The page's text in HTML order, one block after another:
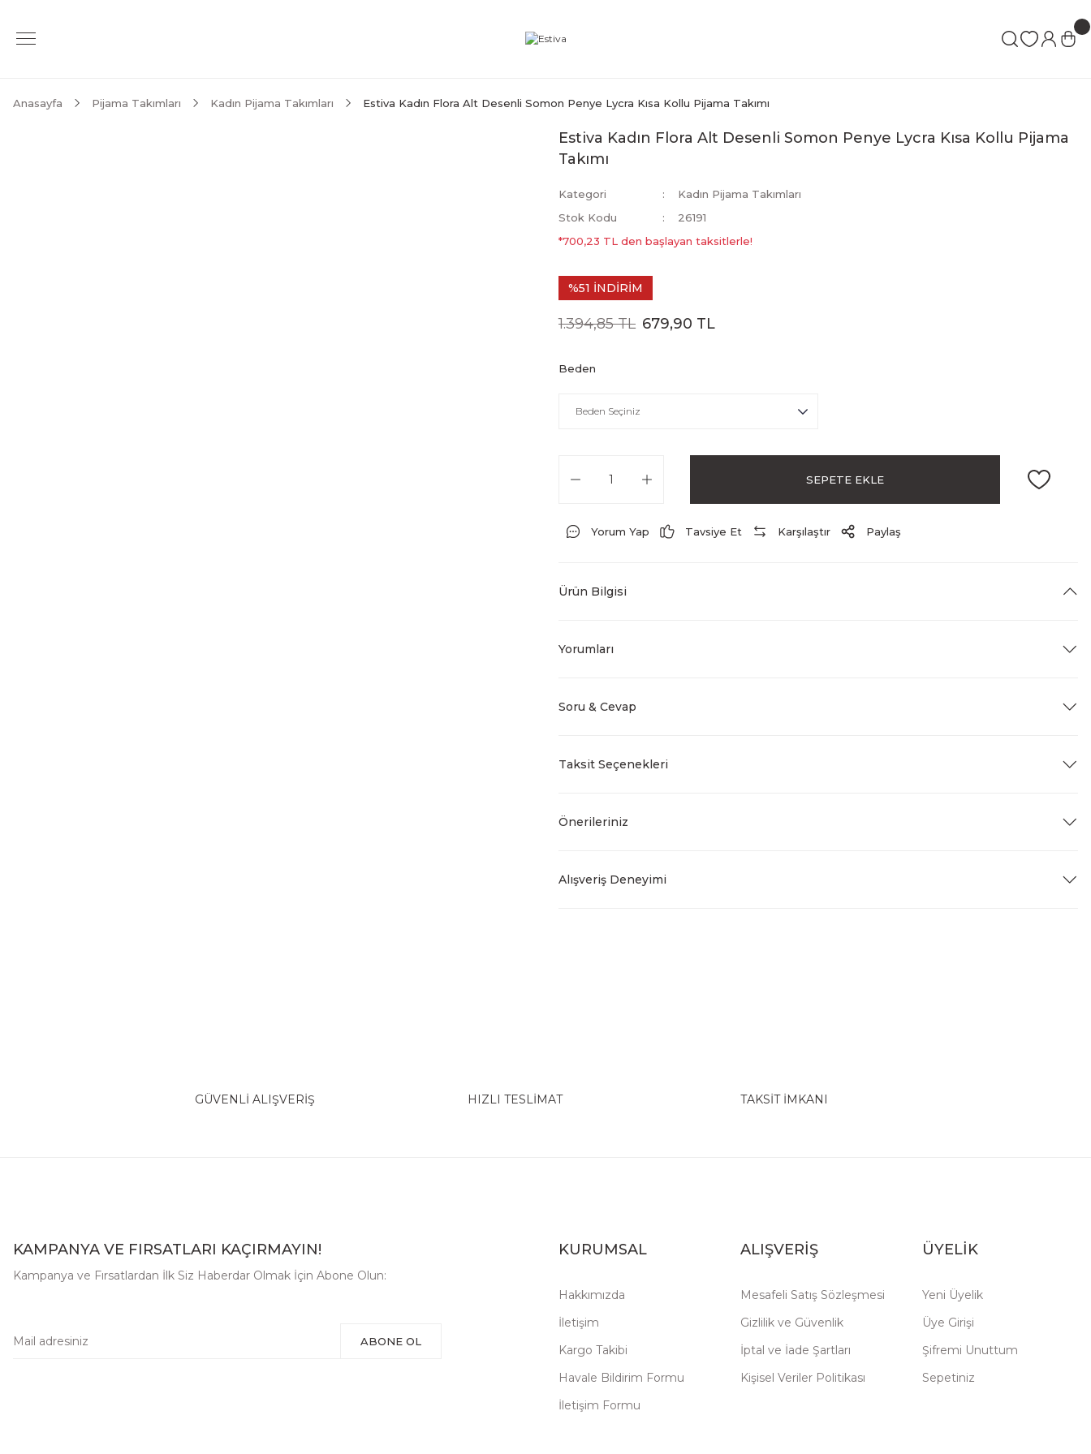
Anasayfa Pijama Takımları Kadın Pijama Takımları Estiva Kadın Flora Alt Desenli Somon Penye Lycra Kısa Kollu Pijama Takımı
Estiva Kadın Flora Alt Desenli Somon Penye Lycra Kısa Kollu Pijama
Takımı
Kategori
Kadın Pijama Takımları
Stok Kodu
26191
*700,23 TL den başlayan taksitlerle!
%51 İNDİRİM
1.394,85 TL 679,90 TL
Beden
SEPETE EKLE
Yorum Yap Tavsiye Et Karşılaştır Paylaş
Ürün Bilgisi
Yorumları
Soru & Cevap
Taksit Seçenekleri
Önerileriniz
Alışveriş Deneyimi
GÜVENLİ ALIŞVERİŞ HIZLI TESLİMAT TAKSİT İMKANI
KAMPANYA VE FIRSATLARI KAÇIRMAYIN!
Kampanya ve Fırsatlardan İlk Siz Haberdar Olmak İçin Abone Olun:
ABONE OL
KURUMSAL
Hakkımızda
İletişim
Kargo Takibi
Havale Bildirim Formu
İletişim Formu
ALIŞVERİŞ
Mesafeli Satış Sözleşmesi
Gizlilik ve Güvenlik
İptal ve İade Şartları
Kişisel Veriler Politikası
ÜYELİK
Yeni Üyelik
Üye Girişi
Şifremi Unuttum
Sepetiniz